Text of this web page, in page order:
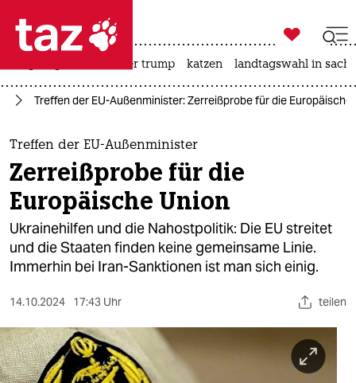
 taz zahl ich
taz zahl ich
themen
politik
öko
gesellschaft
sport
berlin

taz zahl ich
usa unter trump katzen landtagswahl in
Treffen der EU-Außenminister: Zerreißprobe für die Europäische
Treffen der EU-Außenminister
Zerreißprobe für die
Europäische Union
Ukrainehilfen und die Nahostpolitik: Die EU streitet
und die Staaten finden keine gemeinsame Linie.
Immerhin bei Iran-Sanktionen ist man sich einig.
14.10.2024 17:43 Uhr teilen